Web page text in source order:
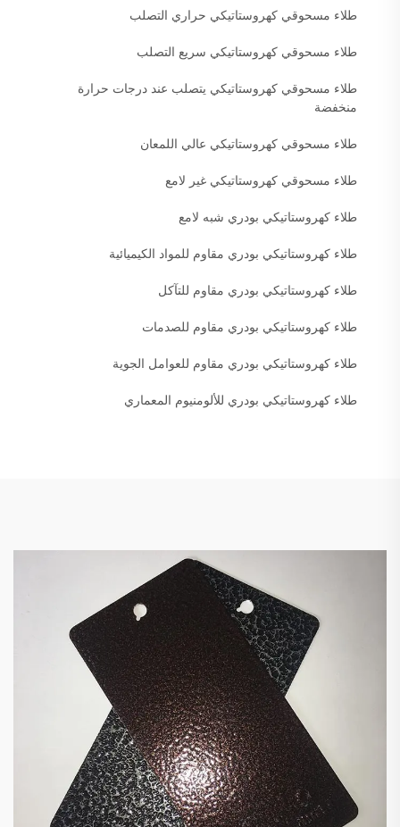
طلاء مسحوقي كهروستاتيكي حراري التصلب
طلاء مسحوقي كهروستاتيكي سريع التصلب
طلاء مسحوقي كهروستاتيكي يتصلب عند درجات حرارة
منخفضة
طلاء مسحوقي كهروستاتيكي عالي اللمعان
طلاء مسحوقي كهروستاتيكي غير لامع
طلاء كهروستاتيكي بودري شبه لامع
طلاء كهروستاتيكي بودري مقاوم للمواد الكيميائية
طلاء كهروستاتيكي بودري مقاوم للتآكل
طلاء كهروستاتيكي بودري مقاوم للصدمات
طلاء كهروستاتيكي بودري مقاوم للعوامل الجوية
طلاء كهروستاتيكي بودري للألومنيوم المعماري